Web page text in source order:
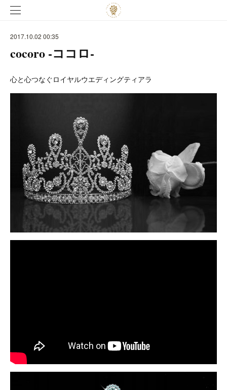
2017.10.02 00:35
cocoro -ココロ-
心と心つなぐロイヤルウエディングティアラ